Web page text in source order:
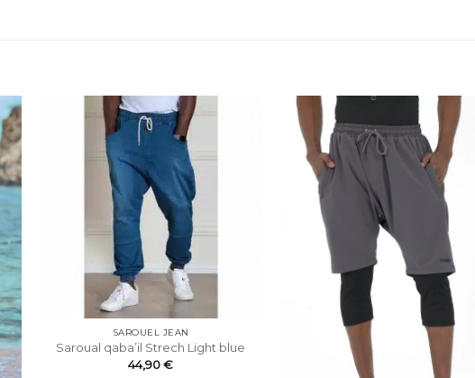
SAROUEL JEAN
Saroual qaba’il Strech Light blue
44,90€